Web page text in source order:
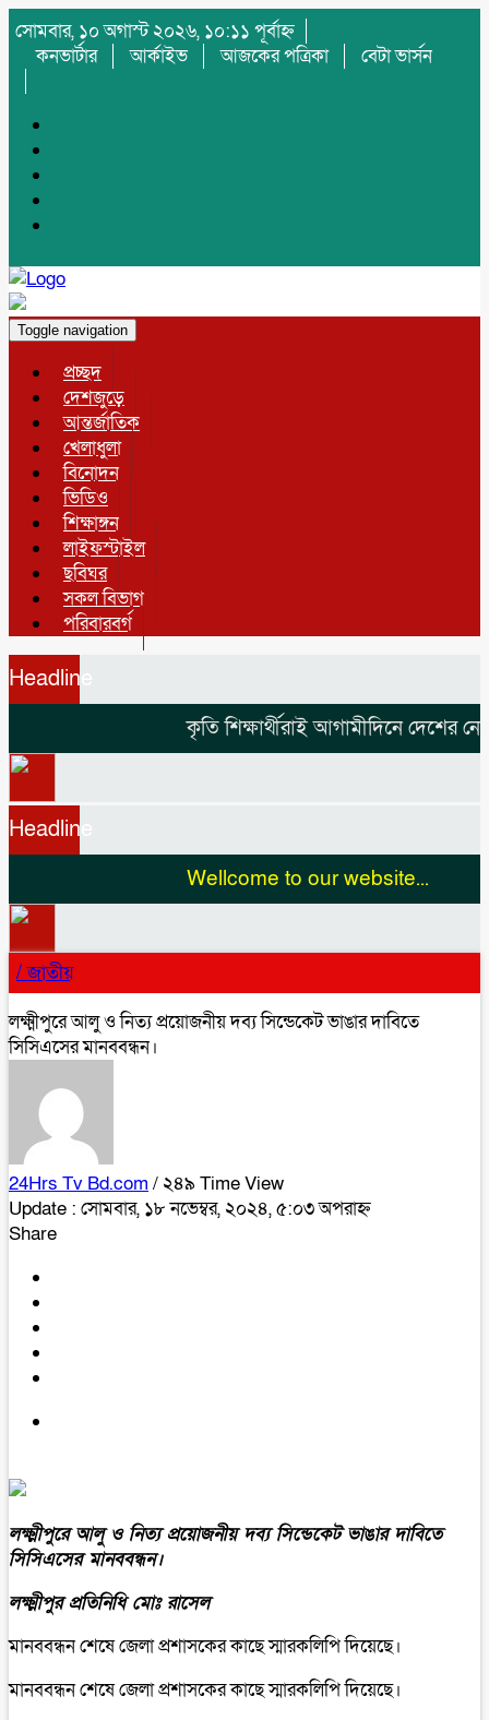
সোমবার, ১০ অগাস্ট ২০২৬, ১০:১১ পূর্বাহ্ন
কনভার্টার
আর্কাইভ আজকের পত্রিকা বেটা ভার্সন
Toggle navigation
প্রচ্ছদ
দেশজুড়ে
আন্তর্জাতিক
খেলাধুলা
বিনোদন
ভিডিও
শিক্ষাঙ্গন
লাইফস্টাইল
ছবিঘর
সকল বিভাগ
পরিবারবর্গ
Headline
কৃতি শিক্ষার্থীরাই আগামীদিনে দেশের
Headline
Wellcome to our website...
/জাতীয়
লক্ষ্মীপুরে আলু ও নিত্য প্রয়োজনীয় দব্য সিন্ডেকেট ভাঙার দাবিতে
সিসিএসের মানববন্ধন।
24Hrs Tv Bd.com / ২৪৯ Time View
Update : সোমবার, ১৮ নভেম্বর, ২০২৪, ৫:০৩ অপরাহ্ন
Share
লক্ষ্মীপুরে আলু ও নিত্য প্রয়োজনীয় দব্য সিন্ডেকেট ভাঙার দাবিতে
সিসিএসের মানববন্ধন।
লক্ষ্মীপুর প্রতিনিধি মোঃ রাসেল
মানববন্ধন শেষে জেলা প্রশাসকের কাছে স্মারকলিপি দিয়েছে।
মানববন্ধন শেষে জেলা প্রশাসকের কাছে স্মারকলিপি দিয়েছে।